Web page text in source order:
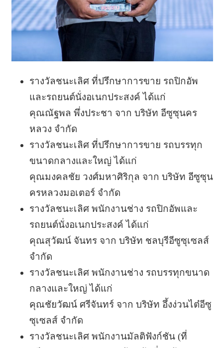
รางวัลชนะเลิศ ที่ปรึกษาการขาย รถปิกอัพ
และรถยนต์นั่งอเนกประสงค์ ได้แก่
คุณณัฐพล พึ่งประชา จาก บริษัท อีซูซุนคร
หลวง จำกัด
รางวัลชนะเลิศ ที่ปรึกษาการขาย รถบรรทุก
ขนาดกลางและใหญ่ ได้แก่
คุณมงคลชัย วงศ์มหาศิริกุล จาก บริษัท อีซูซุน
ครหลวงมอเตอร์ จำกัด
รางวัลชนะเลิศ พนักงานช่าง รถปิกอัพและ
รถยนต์นั่งอเนกประสงค์ ได้แก่
คุณสุวัฒน์ จันทร จาก บริษัท ชลบุรีอีซูซุเซลส์
จำกัด
รางวัลชนะเลิศ พนักงานช่าง รถบรรทุกขนาด
กลางและใหญ่ ได้แก่
คุณชัยวัฒน์ ศรีจันทร์ จาก บริษัท อึ้งง่วนไต๋อีซู
ซุเซลส์ จำกัด
รางวัลชนะเลิศ พนักงานมัลติฟังก์ชัน (ที่